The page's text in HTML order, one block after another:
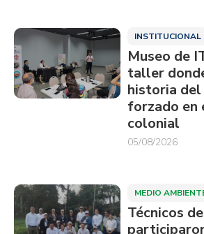
INSTITUCIONAL
Museo de
taller
historia
forzado en
colonial
05/08/2026
MEDIO
Técnicos